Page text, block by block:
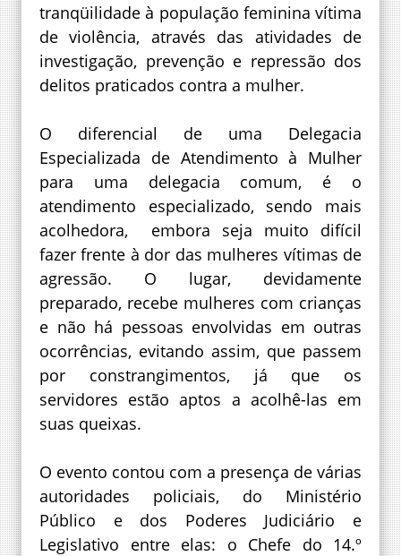
tranqüilidade à população feminina vítima
de violência, através das atividades de
investigação, prevenção e repressão dos
delitos praticados contra a mulher.
O diferencial de uma Delegacia
Especializada de Atendimento à Mulher
para uma delegacia comum, é o
atendimento especializado, sendo mais
acolhedora, embora seja muito difícil
fazer frente à dor das mulheres vítimas de
agressão. O lugar, devidamente
preparado, recebe mulheres com crianças
e não há pessoas envolvidas em outras
ocorrências, evitando assim, que passem
por constrangimentos, já que os
servidores estão aptos a acolhê-las em
suas queixas.
O evento contou com a presença de várias
autoridades policiais, do Ministério
Público e dos Poderes Judiciário e
Legislativo entre elas: o Chefe do 14.º